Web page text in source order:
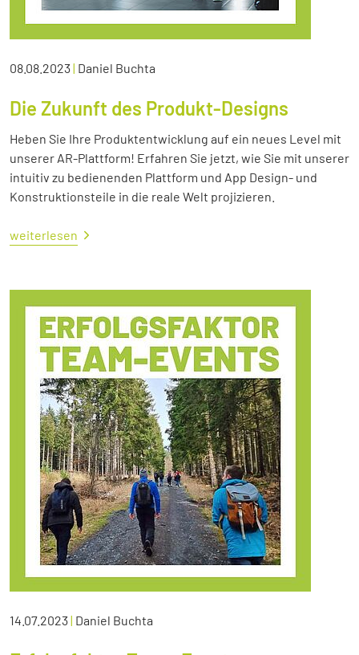
08.08.2023| Daniel Buchta
Die Zukunft des Produkt-Designs
Heben Sie Ihre Produktentwicklung auf ein neues Level mit
unserer AR-Plattform! Erfahren Sie jetzt, wie Sie mit unserer
intuitiv zu bedienenden Plattform und App Design- und
Konstruktionsteile in die reale Welt projizieren.
weiterlesen
14.07.2023| Daniel Buchta